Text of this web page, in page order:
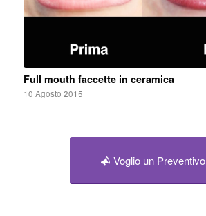
Full mouth faccette in ceramica
10 Agosto 2015
Voglio un Preventivo